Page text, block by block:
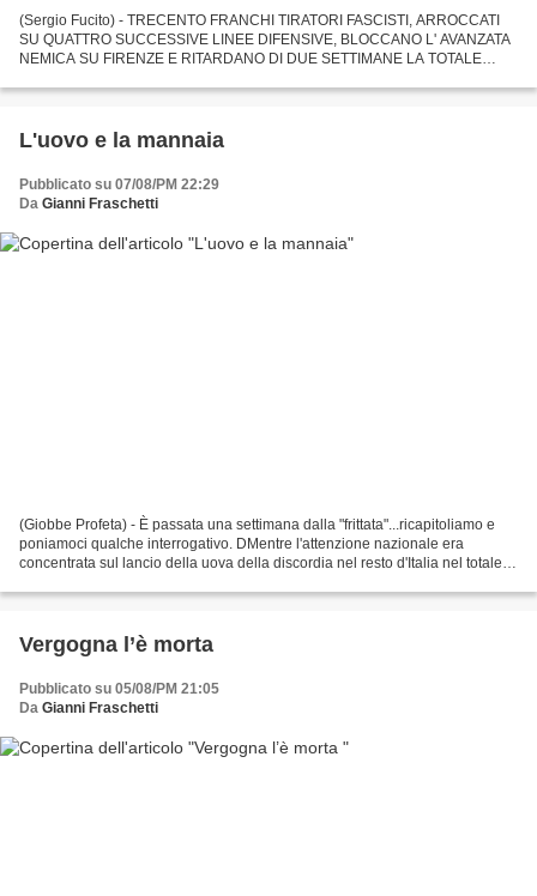
(Sergio Fucito) - TRECENTO FRANCHI TIRATORI FASCISTI, ARROCCATI
SU QUATTRO SUCCESSIVE LINEE DIFENSIVE, BLOCCANO L' AVANZATA
NEMICA SU FIRENZE E RITARDANO DI DUE SETTIMANE LA TOTALE
UCCISI. TRA LORO...
L'uovo e la mannaia
Pubblicato su 07/08/PM 22:29
Da Gianni Fraschetti
(Giobbe Profeta) - È passata una settimana dalla "frittata"...ricapitoliamo e
poniamoci qualche interrogativo. DMentre l'attenzione nazionale era
concentrata sul lancio della uova della discordia nel resto d'Italia nel totale
Vergogna l’è morta
Pubblicato su 05/08/PM 21:05
Da Gianni Fraschetti